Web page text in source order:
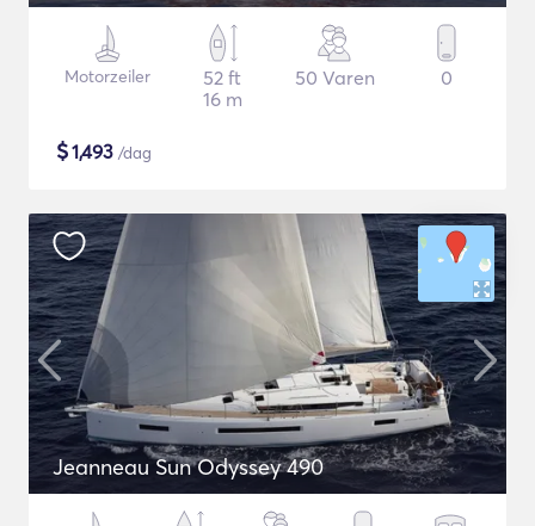
Motorzeiler
52 ft
16 m
50 Varen 0
$1,493 /dag
Jeanneau Sun Odyssey 490